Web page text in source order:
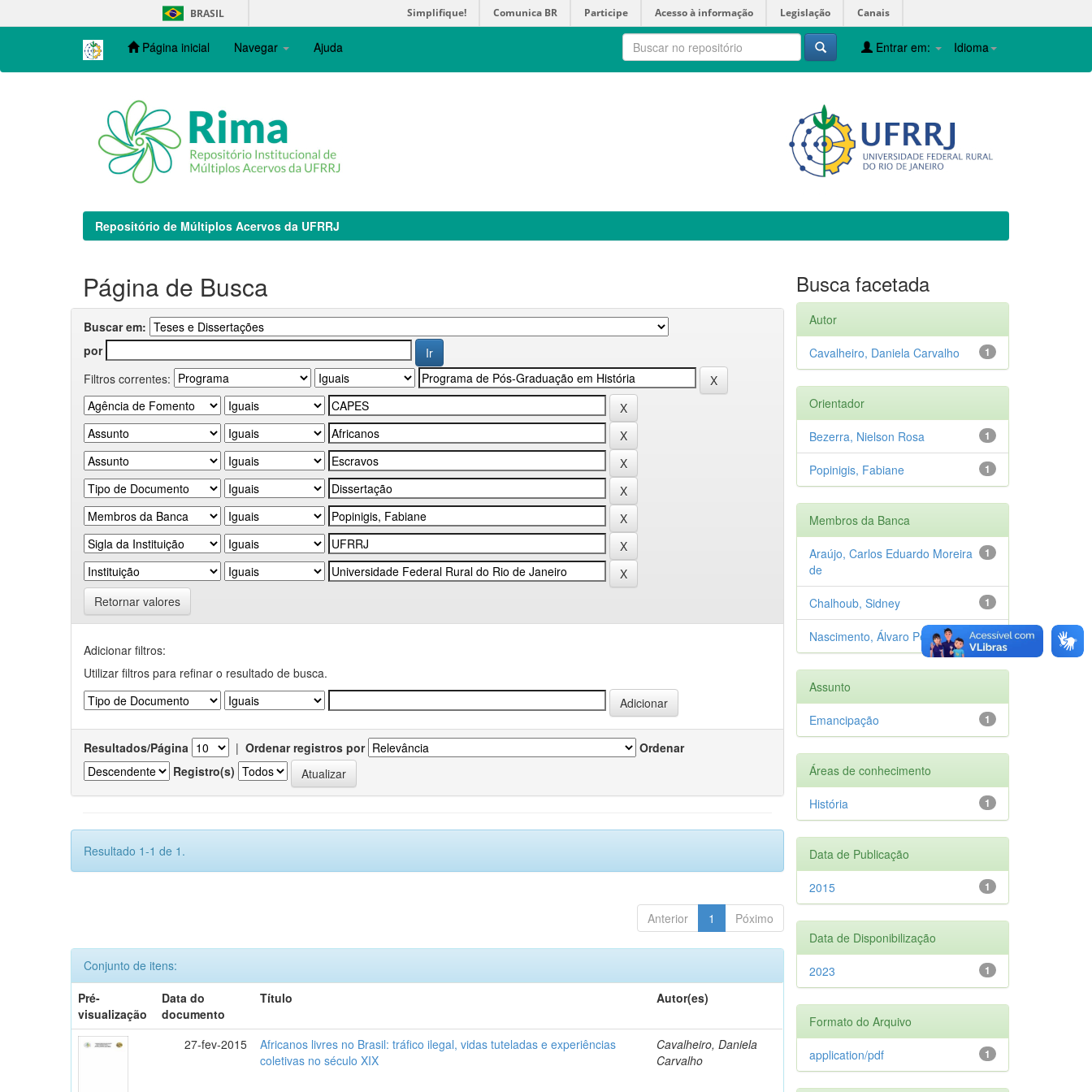
navigation
BRASIL Simplifique! Comunica BR Participe Acesso à informação Legislação Canais
Página inicial Navegar Ajuda Idioma
Entrar em:
Repositório de Múltiplos Acervos da UFRRJ
Página de Busca
Buscar em:
por
Filtros correntes:
Retornar valores
Adicionar filtros:
Utilizar filtros para refinar o resultado de busca.
Resultados/Página | Ordenar registros por
Ordenar
Registro(s)
Resultado 1-1 de 1.
Anterior 1 Póximo
Conjunto de itens:
Pré-
visualização
Data do
documento
Título Autor(es)
27-fev-2015
Africanos livres no Brasil: tráfico ilegal, vidas tuteladas e experiências
coletivas no século XIX
Cavalheiro, Daniela
Carvalho
Busca facetada
Autor
1
Cavalheiro, Daniela Carvalho
Orientador
1
Bezerra, Nielson Rosa
1
Popinigis, Fabiane
Membros da Banca
1
Araújo, Carlos Eduardo Moreira
de
1
Chalhoub, Sidney
1
Nascimento, Álvaro Pereira do
Assunto
1
Emancipação
Áreas de conhecimento
1
História
Data de Publicação
1
2015
Data de Disponibilização
1
2023
Formato do Arquivo
1
application/pdf